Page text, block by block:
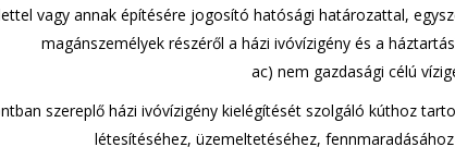
vagy annak építésére jogosító hatósági határozattal,
magánszemélyek részéről a házi ivóvízigény és a
ac) nem gazdasági célú
szereplő házi ivóvízigény kielégítését szolgáló kúthoz
létesítéséhez, üzemeltetéséhez,